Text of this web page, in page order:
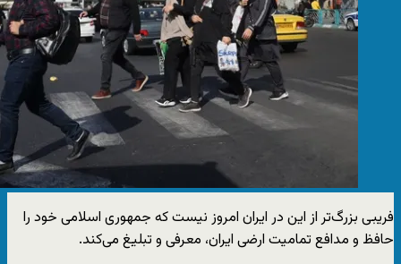
فریبی بزرگ‌تر از این در ایران امروز نیست که جمهوری اسلامی خود را
حافظ و مدافع تمامیت ارضی ایران، معرفی و تبلیغ می‌کند.